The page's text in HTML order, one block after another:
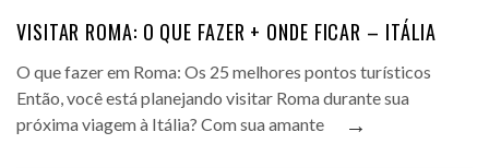
VISITAR ROMA: O QUE FAZER + ONDE FICAR – ITÁLIA
O que fazer em Roma: Os 25 melhores pontos turísticos
Então, você está planejando visitar Roma durante sua
próxima viagem à Itália? Com sua amante
→